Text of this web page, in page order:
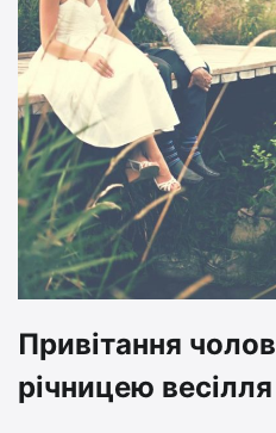
Привітання
річницею весілля